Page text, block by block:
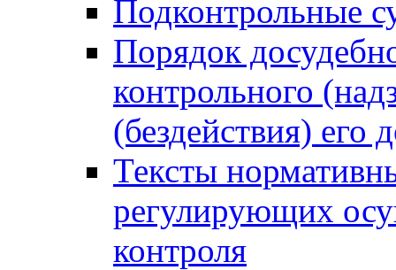
Подконтрольные
Порядок
контрольного
(бездействия)
Тексты
регулирующих
контроля